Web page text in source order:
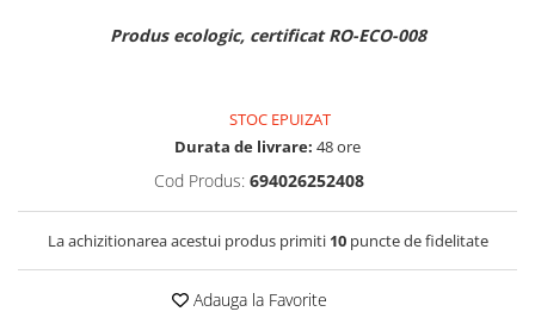
Produs ecologic, certificat RO-ECO-008
STOC EPUIZAT
Durata de livrare: 48 ore
Cod Produs: 694026252408
La achizitionarea acestui produs primiti 10puncte de fidelitate
Adauga la Favorite